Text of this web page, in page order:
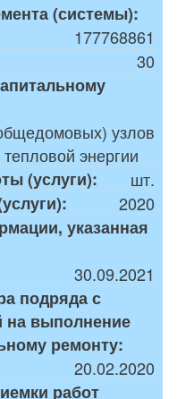
(системы):
177768861
30
узлов
энергии
(услуги):
шт.
2020
указанная
30.09.2021
подряда с
на выполнение
ремонту:
20.02.2020
работ